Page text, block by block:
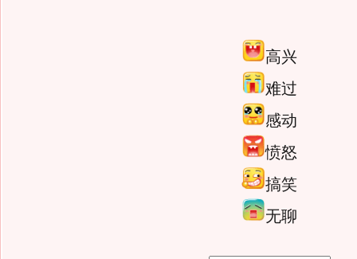
高兴
难过
感动
愤怒
搞笑
无聊